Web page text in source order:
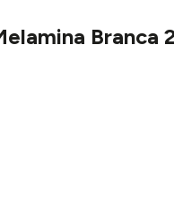
Branca